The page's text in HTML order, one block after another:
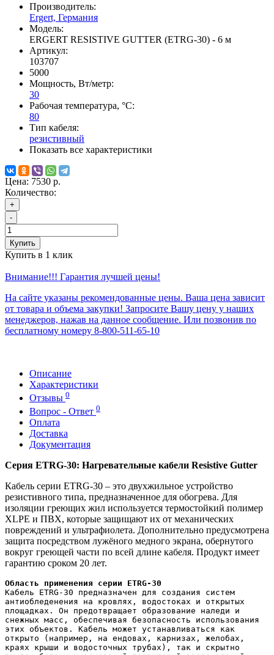
Производитель:
Ergert, Германия
Модель:
ERGERT RESISTIVE GUTTER (ETRG-30) - 6 м
Артикул:
103707
5000
Мощность, Вт/метр:
30
Рабочая температура, °C:
80
Тип кабеля:
резистивный
Показать все характеристики
Цена: 7530 р.
Количество:
+
-
Купить
Купить в 1 клик
Внимание!!! Гарантия лучшей цены!
На сайте указаны рекомендованные цены. Ваша цена зависит
от товара и объема закупки! Запросите Вашу цену у наших
менеджеров, нажав на данное сообщение. Или позвонив по
бесплатному номеру 8-800-511-65-10
Описание
Характеристики
Отзывы 0
Вопрос - Ответ 0
Оплата
Доставка
Документация
Серия ETRG-30: Нагревательные кабели Resistive Gutter
Кабель серии ETRG-30 – это двухжильное устройство
резистивного типа, предназначенное для обогрева. Для
изоляции греющих жил используется термостойкий полимер
XLPE и ПВХ, которые защищают их от механических
повреждений и ультрафиолета. Дополнительно предусмотрена
защита посредством лужёного медного экрана, обернутого
вокруг греющей части по всей длине кабеля. Продукт имеет
гарантию сроком 20 лет.
Кабель ETRG-30 предназначен для создания систем
антиобледенения на кровлях, водостоках и открытых
площадках. Он предотвращает образование наледи и
снежных масс, обеспечивая безопасность использования
этих объектов. Кабель может устанавливаться как
открыто (например, на ендовах, карнизах, желобах,
краях крыши и водосточных трубах), так и скрытно